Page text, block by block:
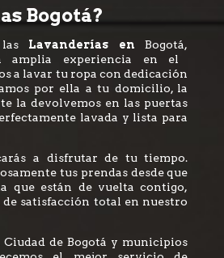
Bogotá?
las Lavanderías en Bogotá,
experiencia en el
a lavar tu ropa con dedicación
por ella a tu domicilio, la
la devolvemos en las puertas
lavada y lista para
a disfrutar de tu tiempo.
tus prendas desde que
que están de vuelta contigo,
satisfacción total en nuestro
de Bogotá y municipios